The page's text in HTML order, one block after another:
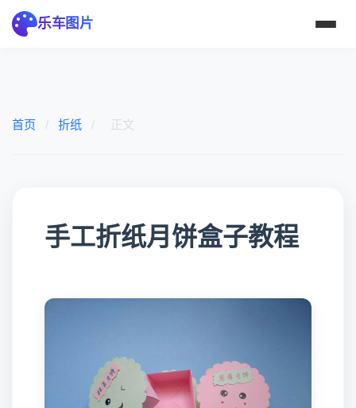
乐车图片
首页 / 折纸 / 正文
手工折纸月饼盒子教程